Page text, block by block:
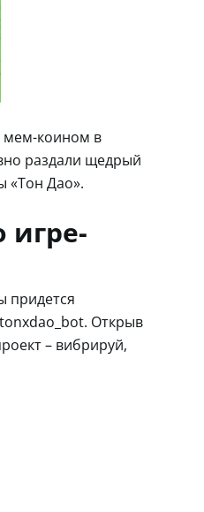
мем-коином в
раздали щедрый
«Тон Дао».
игре-
придется
Открыв
– вибрируй,